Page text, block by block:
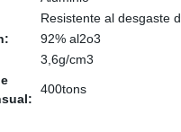
Resistente al desgaste
92% al2o3
3,6g/cm3
400tons